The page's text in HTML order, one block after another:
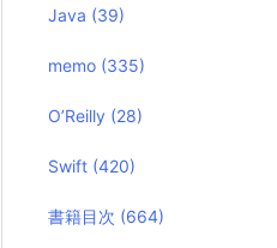
Java (39)
memo (335)
O’Reilly (28)
Swift (420)
書籍目次 (664)